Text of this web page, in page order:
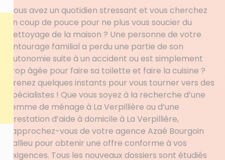
Vous avez un quotidien stressant et vous cherchez
un coup de pouce pour ne plus vous soucier du
nettoyage de la maison ? Une personne de votre
entourage familial a perdu une partie de son
autonomie suite à un accident ou est simplement
trop âgée pour faire sa toilette et faire la cuisine ?
Prenez quelques instants pour vous tourner vers des
spécialistes ! Que vous soyez à la recherche d’une
femme de ménage à La Verpillière ou d’une
prestation d’aide à domicile à La Verpillière,
rapprochez-vous de votre agence Azaé Bourgoin
Jallieu pour obtenir une offre conforme à vos
exigences. Tous les nouveaux dossiers sont étudiés